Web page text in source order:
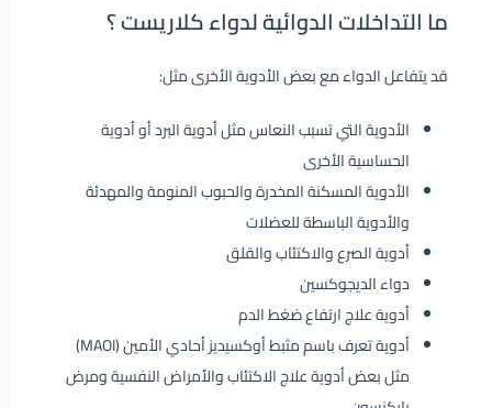
ما التداخلات الدوائية لدواء كلاريست ؟
قد يتفاعل الدواء مع بعض الأدوية الأخرى مثل:
الأدوية التي تسبب النعاس مثل أدوية البرد أو أدوية
الحساسية الأخرى
الأدوية المسكنة المخدرة والحبوب المنومة والمهدئة
والأدوية الباسطة للعضلات
أدوية الصرع والاكتئاب والقلق
دواء الديجوكسين
أدوية علاج ارتفاع ضغط الدم
أدوية تعرف باسم مثبط أوكسيديز أحادي الأمين (MAOI)
مثل بعض أدوية علاج الاكتئاب والأمراض النفسية ومرض